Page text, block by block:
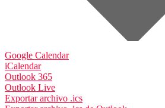
Google Calendar
iCalendar
Outlook 365
Outlook Live
Exportar archivo .ics